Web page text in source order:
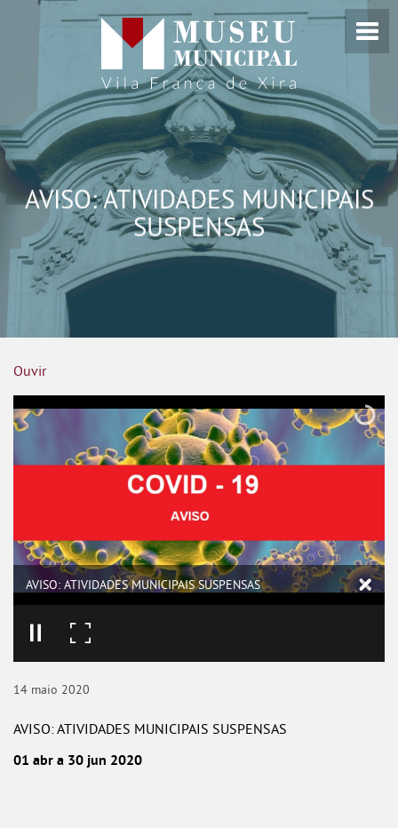
AVISO: ATIVIDADES MUNICIPAIS
SUSPENSAS
Ouvir
AVISO: ATIVIDADES MUNICIPAIS SUSPENSAS
14 maio 2020
AVISO: ATIVIDADES MUNICIPAIS SUSPENSAS
01 abr a 30 jun 2020